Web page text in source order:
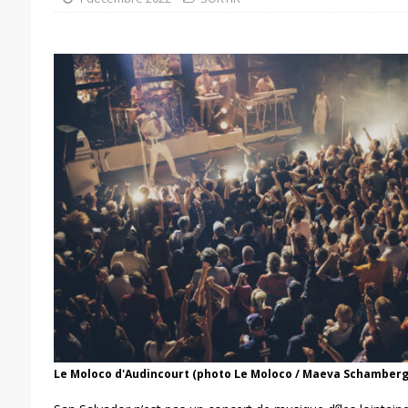
Le Moloco d'Audincourt (photo Le Moloco / Maeva